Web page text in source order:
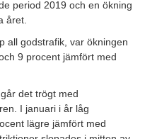
period 2019 och en ökning
året.
all godstrafik, var ökningen
9 procent jämfört med
det trögt med
I januari i år låg
lägre jämfört med